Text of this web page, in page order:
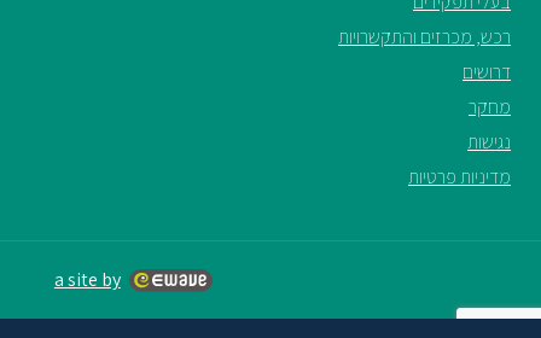
רכש, מכרזים והתקשרויות
דרושים
מחקר
נגישות
מדיניות פרטיות
a site by